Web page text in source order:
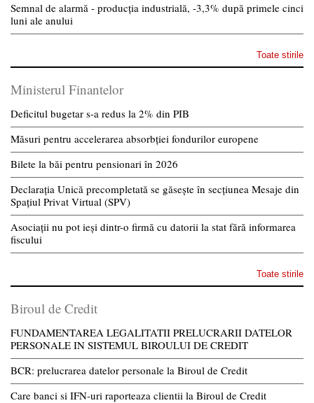
Semnal de alarmă - producția industrială, -3,3% după primele cinci
luni ale anului
Toate stirile
Ministerul Finantelor
Deficitul bugetar s-a redus la 2% din PIB
Măsuri pentru accelerarea absorbției fondurilor europene
Bilete la băi pentru pensionari în 2026
Declarația Unică precompletată se găsește în secțiunea Mesaje din
Spațiul Privat Virtual (SPV)
Asociații nu pot ieși dintr-o firmă cu datorii la stat fără informarea
fiscului
Toate stirile
Biroul de Credit
FUNDAMENTAREA LEGALITATII PRELUCRARII DATELOR
PERSONALE IN SISTEMUL BIROULUI DE CREDIT
BCR: prelucrarea datelor personale la Biroul de Credit
Care banci si IFN-uri raporteaza clientii la Biroul de Credit